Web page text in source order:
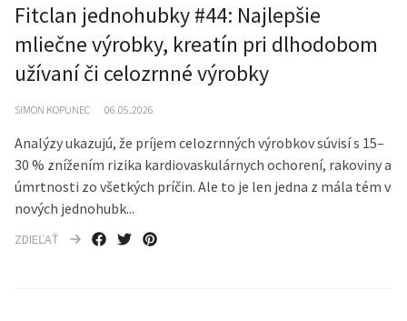
Fitclan jednohubky #44: Najlepšie
mliečne výrobky, kreatín pri dlhodobom
užívaní či celozrnné výrobky
SIMON KOPUNEC 06.05.2026
Analýzy ukazujú, že príjem celozrnných výrobkov súvisí s 15–
30 % znížením rizika kardiovaskulárnych ochorení, rakoviny a
úmrtnosti zo všetkých príčin. Ale to je len jedna z mála tém v
nových jednohubk...
ZDIEĽAŤ